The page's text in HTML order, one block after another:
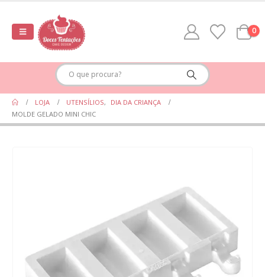
0
LOJA UTENSÍLIOS,
DIA DA CRIANÇA
MOLDE GELADO MINI CHIC